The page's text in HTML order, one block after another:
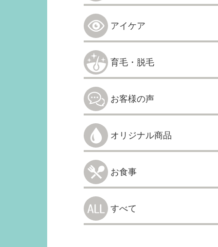
アイケア
育毛・脱毛
お客様の声
オリジナル商品
お食事
すべて